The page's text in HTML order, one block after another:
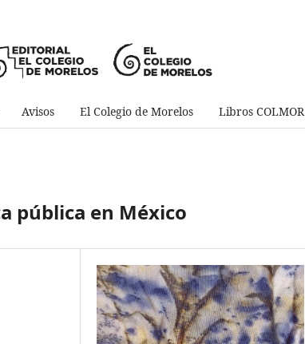
Avisos El Colegio de Morelos Libros COLMOR
pública en México